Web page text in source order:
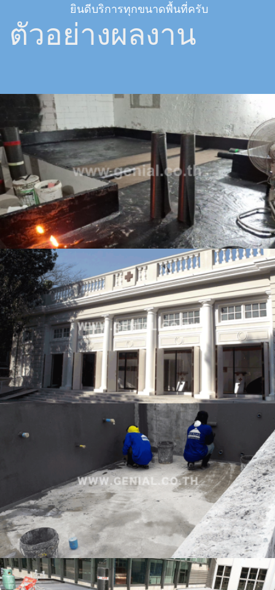
ยินดีบริการทุกขนาดพื้นที่ครับ
ตัวอย่างผลงาน